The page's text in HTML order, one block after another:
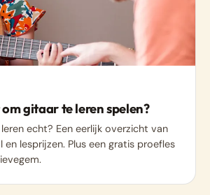
gitaar te leren spelen?
echt? Een eerlijk overzicht van
en lesprijzen. Plus een gratis proefles